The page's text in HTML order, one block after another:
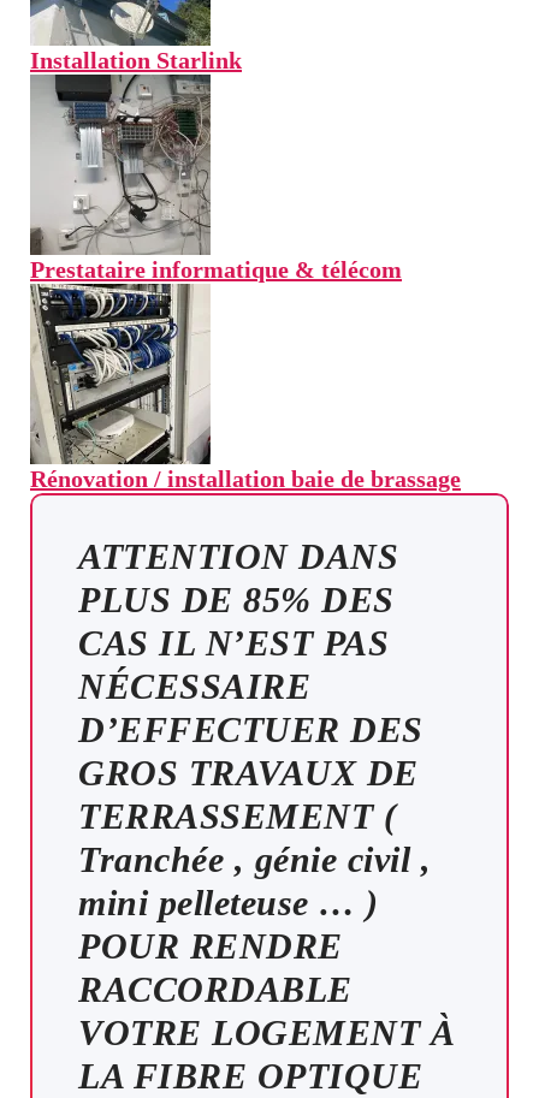
Installation Starlink
Prestataire informatique & télécom
Rénovation / installation baie de brassage
ATTENTION DANS
PLUS DE 85% DES
CAS IL N’EST PAS
NÉCESSAIRE
D’EFFECTUER DES
GROS TRAVAUX DE
TERRASSEMENT (
Tranchée , génie civil ,
mini pelleteuse … )
POUR RENDRE
RACCORDABLE
VOTRE LOGEMENT À
LA FIBRE OPTIQUE